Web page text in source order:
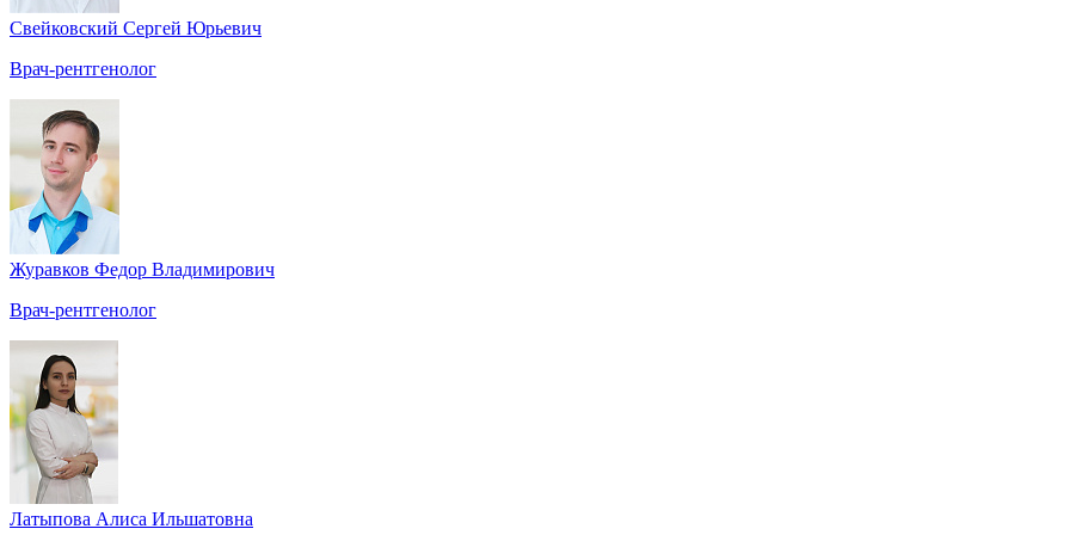
Свейковский Сергей Юрьевич
Врач-рентгенолог
Журавков Федор Владимирович
Врач-рентгенолог
Латыпова Алиса Ильшатовна